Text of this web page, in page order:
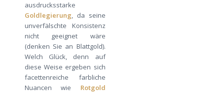
ausdrucksstarke
Goldlegierung, da seine
unverfälschte Konsistenz
nicht geeignet wäre
(denken Sie an Blattgold).
Welch Glück, denn auf
diese Weise ergeben sich
facettenreiche farbliche
Nuancen wie Rotgold